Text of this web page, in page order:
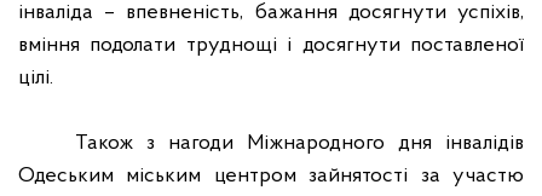
інваліда – впевненість, бажання досягнути успіхів,
вміння подолати труднощі і досягнути поставленої
цілі.
Також з нагоди Міжнародного дня інвалідів
Одеським міським центром зайнятості за участю